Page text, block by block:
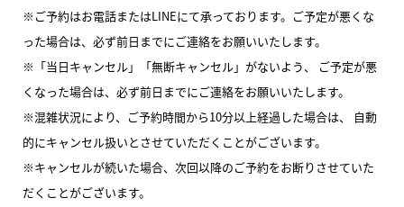
※ご予約はお電話またはLINEにて承っております。ご予定が悪くな
った場合は、必ず前日までにご連絡をお願いいたします。
※「当日キャンセル」「無断キャンセル」がないよう、 ご予定が悪
くなった場合は、必ず前日までにご連絡をお願いいたします。
※混雑状況により、ご予約時間から10分以上経過した場合は、 自動
的にキャンセル扱いとさせていただくことがございます。
※キャンセルが続いた場合、次回以降のご予約をお断りさせていた
だくことがございます。